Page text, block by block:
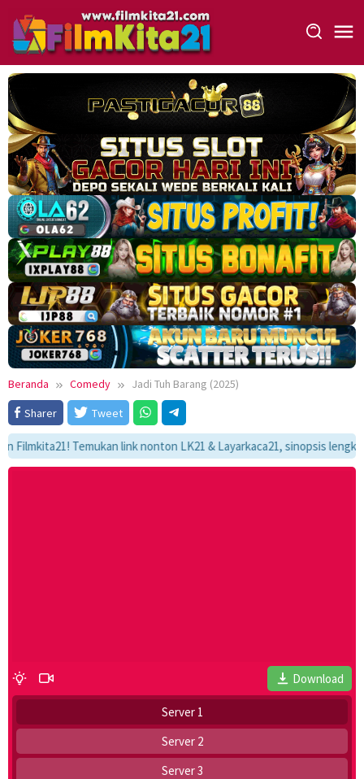
konten
Beranda Comedy
Jadi Tuh Barang (2025)
Sharer
Tweet
Temukan link nonton LK21 & Layarkaca21, sinopsis
Download
Server 1
Server 2
Server 3